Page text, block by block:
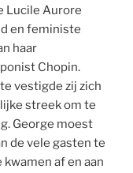
Lucile Aurore
en feministe
haar
Chopin.
vestigde zij zich
streek om te
George moest
de vele gasten te
af en aan